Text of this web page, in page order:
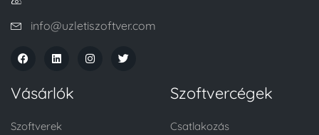
info@uzletiszoftver.com
Vásárlók
Szoftverek
Szoftvercégek
Csatlakozás